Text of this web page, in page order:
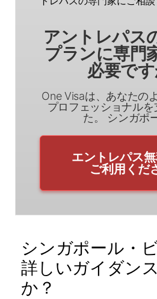
アントレパス
プランに専門
必要で
One Visaは、あなたの
プロフェッショナルを
た。 シンガポ
エントレパス
ご利用くだ
シンガポール・
詳しいガイダン
か？